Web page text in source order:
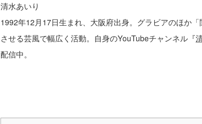
清水あいり
1992年12月17日生まれ、大阪府出身。グラビアのほか
させる芸風で幅広く活動。自身のYouTubeチャンネル『
配信中。